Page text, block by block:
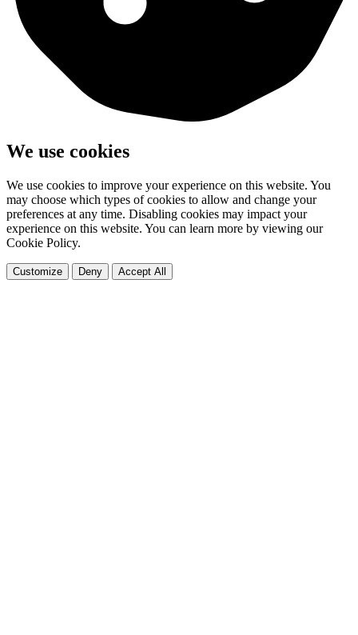
We use cookies
We use cookies to improve your experience on this website. You
may choose which types of cookies to allow and change your
preferences at any time. Disabling cookies may impact your
experience on this website. You can learn more by viewing our
Cookie Policy.
Customize Deny Accept All